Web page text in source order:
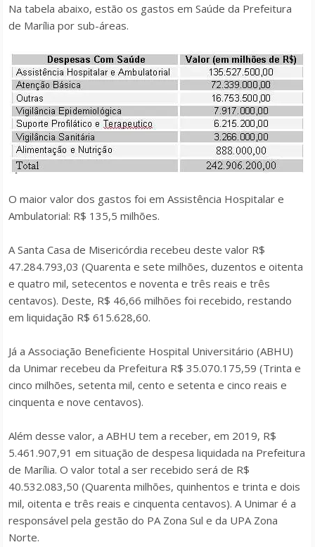
Na tabela abaixo, estão os gastos em Saúde da Prefeitura
de Marília por sub-áreas.
O maior valor dos gastos foi em Assistência Hospitalar e
Ambulatorial: R$ 135,5 milhões.
A Santa Casa de Misericórdia recebeu deste valor R$
47.284.793,03 (Quarenta e sete milhões, duzentos e oitenta
e quatro mil, setecentos e noventa e três reais e três
centavos). Deste, R$ 46,66 milhões foi recebido, restando
em liquidação R$ 615.628,60.
Já a Associação Beneficiente Hospital Universitário (ABHU)
da Unimar recebeu da Prefeitura R$ 35.070.175,59 (Trinta e
cinco milhões, setenta mil, cento e setenta e cinco reais e
cinquenta e nove centavos).
Além desse valor, a ABHU tem a receber, em 2019, R$
5.461.907,91 em situação de despesa liquidada na Prefeitura
de Marília. O valor total a ser recebido será de R$
40.532.083,50 (Quarenta milhões, quinhentos e trinta e dois
mil, oitenta e três reais e cinquenta centavos). A Unimar é a
responsável pela gestão do PA Zona Sul e da UPA Zona
Norte.